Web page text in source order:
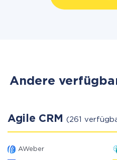
Andere
Agile CRM (261
AWeber